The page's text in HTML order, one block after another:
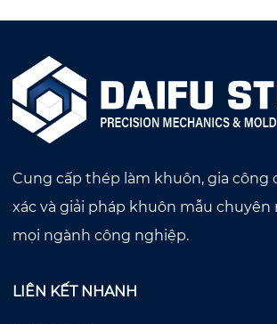
Cung cấp thép làm khuôn, gia công
xác và giải pháp khuôn mẫu chuyên
mọi ngành công nghiệp.
LIÊN KẾT NHANH